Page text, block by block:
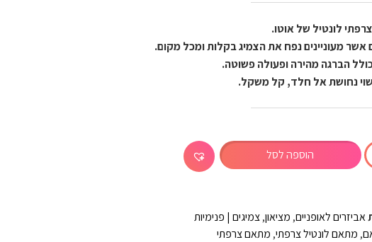
לונטיל של אוטו.
אשר מעוניינים נפח את הצמיג בקלות ומכל מקום.
הברגה מהירה ופעולה פשוטה.
נחושת אל חלד, קל משקל.
הוספה לסל
אביזרים לאופניים, מציאון,צמיגים | פנימיות
, מתאם לונטיל צרפתי, מתאם צרפתי